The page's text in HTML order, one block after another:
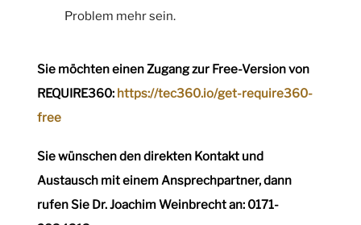
Problem mehr sein.
Sie möchten einen Zugang zur Free-Version von
REQUIRE360: https://tec360.io/get-require360-
free
Sie wünschen den direkten Kontakt und
Austausch mit einem Ansprechpartner, dann
rufen Sie Dr. Joachim Weinbrecht an: 0171-